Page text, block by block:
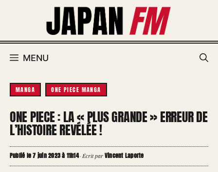
MENU
MANGA ONE PIECE MANGA
ONE PIECE : LA « PLUS GRANDE » ERREUR DE
L’HISTOIRE REVÉLÉE !
Publié le 7 juin 2023 à 11h14·Écrit parVincent Laporte